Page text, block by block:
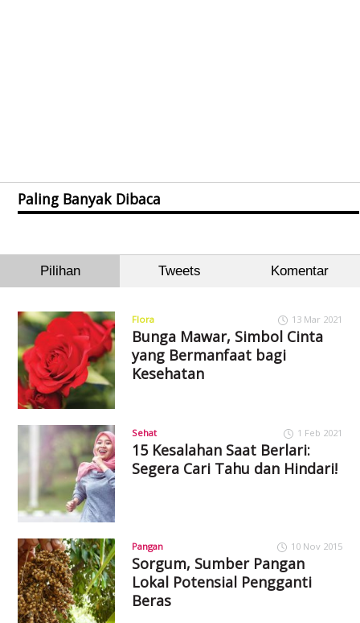
Paling Banyak Dibaca
Pilihan Tweets Komentar
Flora 13 Mar 2021
Bunga Mawar, Simbol Cinta
yang Bermanfaat bagi
Kesehatan
Sehat 1 Feb 2021
15 Kesalahan Saat Berlari:
Segera Cari Tahu dan Hindari!
Pangan 10 Nov 2015
Sorgum, Sumber Pangan
Lokal Potensial Pengganti
Beras